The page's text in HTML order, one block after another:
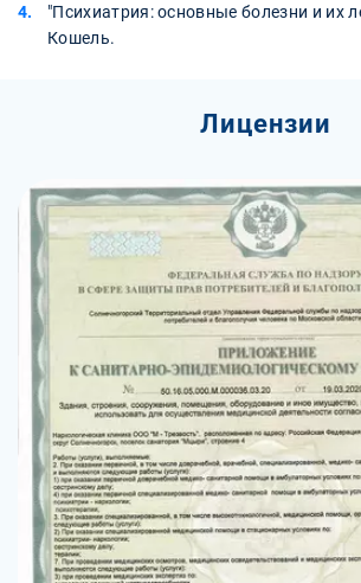
"Психиатрия: основные болезни и их
Кошель.
Лицензии